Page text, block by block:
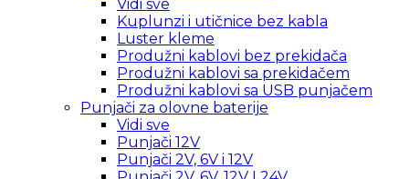
Vidi sve
Kuplunzi i utičnice bez kabla
Luster kleme
Produžni kablovi bez prekidača
Produžni kablovi sa prekidačem
Produžni kablovi sa USB punjačem
Punjači za olovne baterije
Vidi sve
Punjači 12V
Punjači 2V, 6V i 12V